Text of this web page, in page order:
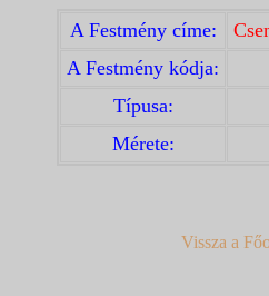
A Festmény címe:
A Festmény kódja:
Típusa:
Mérete:
Vissza a